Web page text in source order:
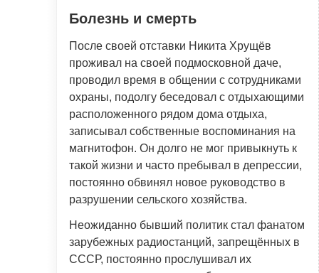
Болезнь и смерть
После своей отставки Никита Хрущёв
проживал на своей подмосковной даче,
проводил время в общении с сотрудниками
охраны, подолгу беседовал с отдыхающими
расположенного рядом дома отдыха,
записывал собственные воспоминания на
магнитофон. Он долго не мог привыкнуть к
такой жизни и часто пребывал в депрессии,
постоянно обвинял новое руководство в
разрушении сельского хозяйства.
Неожиданно бывший политик стал фанатом
зарубежных радиостанций, запрещённых в
СССР, постоянно прослушивал их